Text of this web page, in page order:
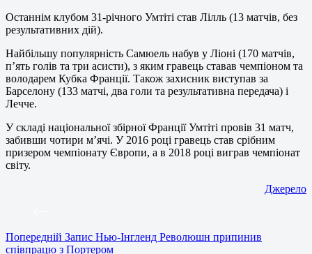
Останнім клубом 31-річного Умтіті став Лілль (13 матчів, без
результативних дій).
Найбільшу популярність Самюель набув у Ліоні (170 матчів,
п’ять голів та три асисти), з яким гравець ставав чемпіоном та
володарем Кубка Франції. Також захисник виступав за
Барселону (133 матчі, два голи та результативна передача) і
Лечче.
У складі національної збірної Франції Умтіті провів 31 матч,
забивши чотири м’ячі. У 2016 році гравець став срібним
призером чемпіонату Європи, а в 2018 році виграв чемпіонат
світу.
Джерело
Попередній Запис Нью-Інгленд Революшн припинив
співпрацю з Портером